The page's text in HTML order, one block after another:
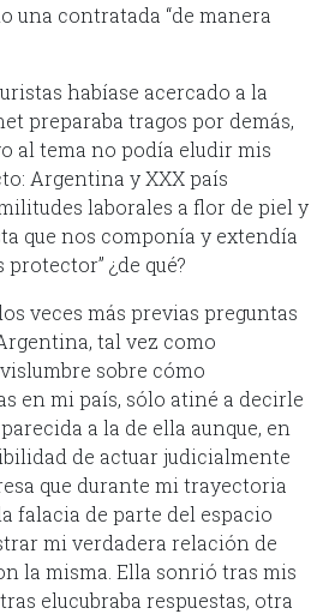
una contratada “de manera
habíase acercado a la
preparaba tragos por demás,
al tema no podía eludir mis
Argentina y XXX país
laborales a flor de piel y
que nos componía y extendía
protector” ¿de qué?
veces más previas preguntas
tal vez como
sobre cómo
en mi país, sólo atiné a decirle
a la de ella aunque, en
de actuar judicialmente
que durante mi trayectoria
falacia de parte del espacio
mi verdadera relación de
la misma. Ella sonrió tras mis
elucubraba respuestas, otra